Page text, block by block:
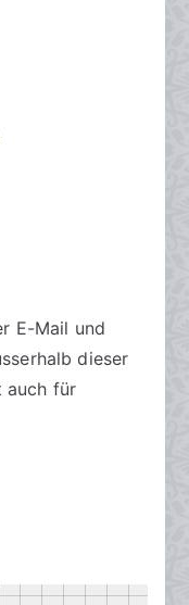
E-Mail und
dieser
auch für